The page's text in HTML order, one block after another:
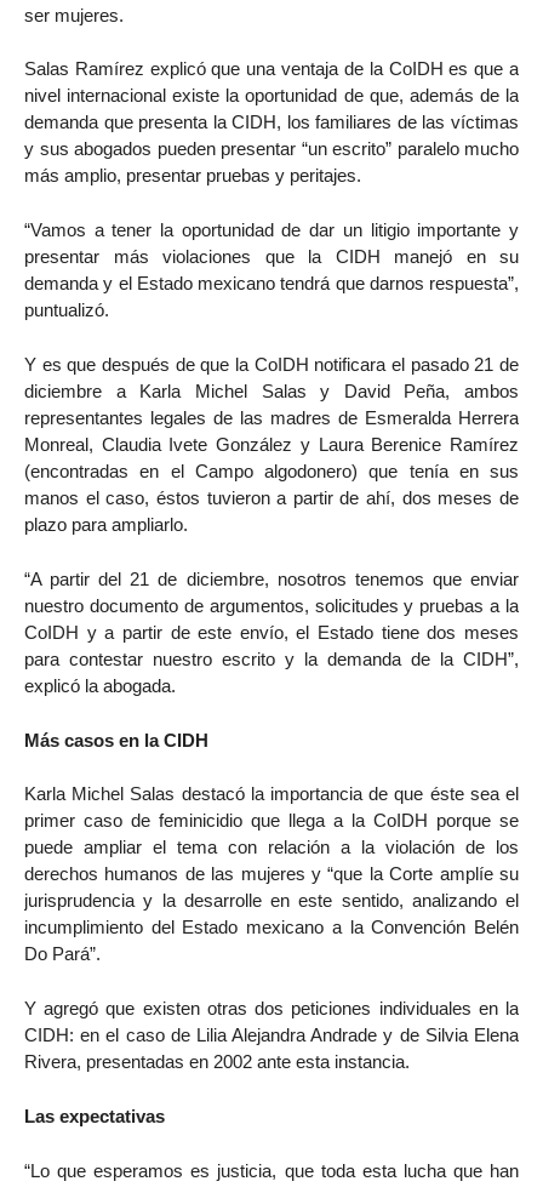
ser mujeres.
Salas Ramírez explicó que una ventaja de la CoIDH es que a
nivel internacional existe la oportunidad de que, además de la
demanda que presenta la CIDH, los familiares de las víctimas
y sus abogados pueden presentar “un escrito” paralelo mucho
más amplio, presentar pruebas y peritajes.
“Vamos a tener la oportunidad de dar un litigio importante y
presentar más violaciones que la CIDH manejó en su
demanda y el Estado mexicano tendrá que darnos respuesta”,
puntualizó.
Y es que después de que la CoIDH notificara el pasado 21 de
diciembre a Karla Michel Salas y David Peña, ambos
representantes legales de las madres de Esmeralda Herrera
Monreal, Claudia Ivete González y Laura Berenice Ramírez
(encontradas en el Campo algodonero) que tenía en sus
manos el caso, éstos tuvieron a partir de ahí, dos meses de
plazo para ampliarlo.
“A partir del 21 de diciembre, nosotros tenemos que enviar
nuestro documento de argumentos, solicitudes y pruebas a la
CoIDH y a partir de este envío, el Estado tiene dos meses
para contestar nuestro escrito y la demanda de la CIDH”,
explicó la abogada.
Más casos en la CIDH
Karla Michel Salas destacó la importancia de que éste sea el
primer caso de feminicidio que llega a la CoIDH porque se
puede ampliar el tema con relación a la violación de los
derechos humanos de las mujeres y “que la Corte amplíe su
jurisprudencia y la desarrolle en este sentido, analizando el
incumplimiento del Estado mexicano a la Convención Belén
Do Pará”.
Y agregó que existen otras dos peticiones individuales en la
CIDH: en el caso de Lilia Alejandra Andrade y de Silvia Elena
Rivera, presentadas en 2002 ante esta instancia.
Las expectativas
“Lo que esperamos es justicia, que toda esta lucha que han